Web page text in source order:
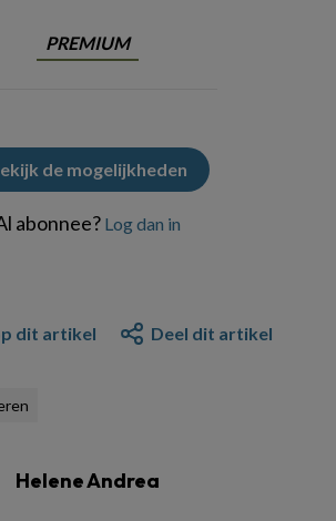
PREMIUM
de mogelijkheden
abonnee? Log dan in
dit artikel Deel dit artikel
Helene Andrea